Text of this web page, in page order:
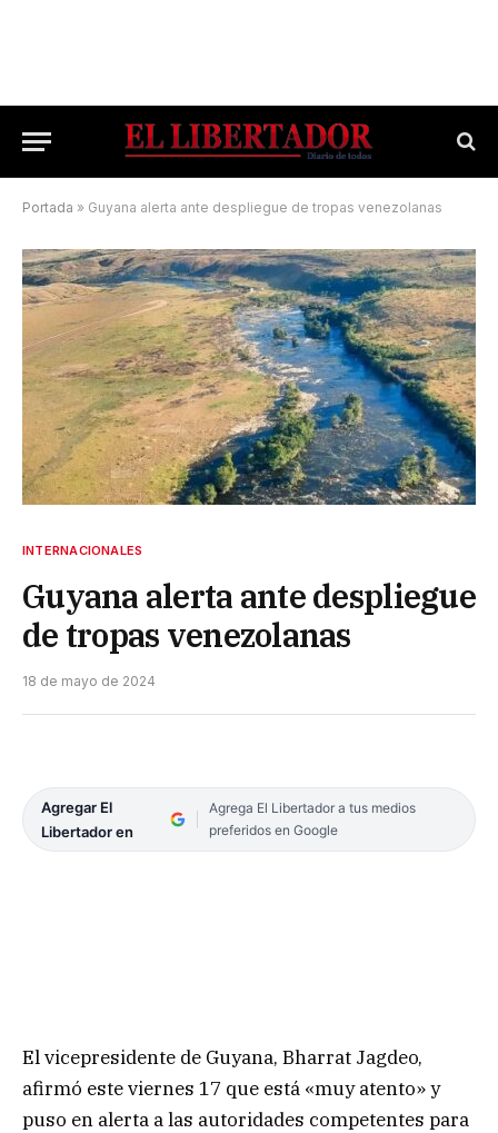
Portada » Guyana alerta ante despliegue de tropas venezolanas
INTERNACIONALES
Guyana alerta ante despliegue
de tropas venezolanas
18 de mayo de 2024
Agregar El
Libertador en
Agrega El Libertador a tus medios
preferidos en Google
El vicepresidente de Guyana, Bharrat Jagdeo,
afirmó este viernes 17 que está «muy atento» y
puso en alerta a las autoridades competentes para